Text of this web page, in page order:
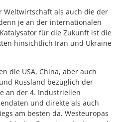
Weltwirtschaft als auch die der
je an der internationalen
für die Zukunft ist die
hinsichtlich Iran und Ukraine
die USA, China, aber auch
Russland bezüglich der
an der 4. Industriellen
und direkte als auch
am besten da. Westeuropas